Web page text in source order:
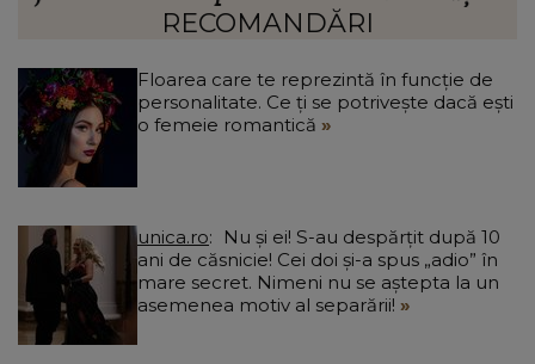
RECOMANDĂRI
Floarea care te reprezintă în funcție de
personalitate. Ce ți se potrivește dacă ești
o femeie romantică
unica.ro
ani de căsnicie! Cei doi și-a spus „adio” în
mare secret. Nimeni nu se aștepta la un
asemenea motiv al separării!